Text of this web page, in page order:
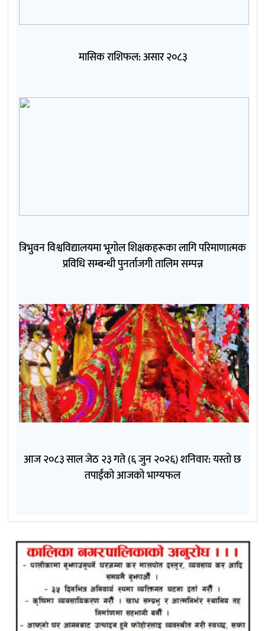
मासिक राशिफल: असार २०८३
त्रिभुवन विश्वविद्यालयमा भूगोल शिक्षकहरूका लागि परिमाणात्मक
प्रविधि सम्बन्धी पुनर्ताजगी तालिम सम्पन्न
आज २०८३ साल जेठ २३ गते (६ जुन २०२६) शनिवार: यस्तो छ
तपाईंको आजको भाग्यफल